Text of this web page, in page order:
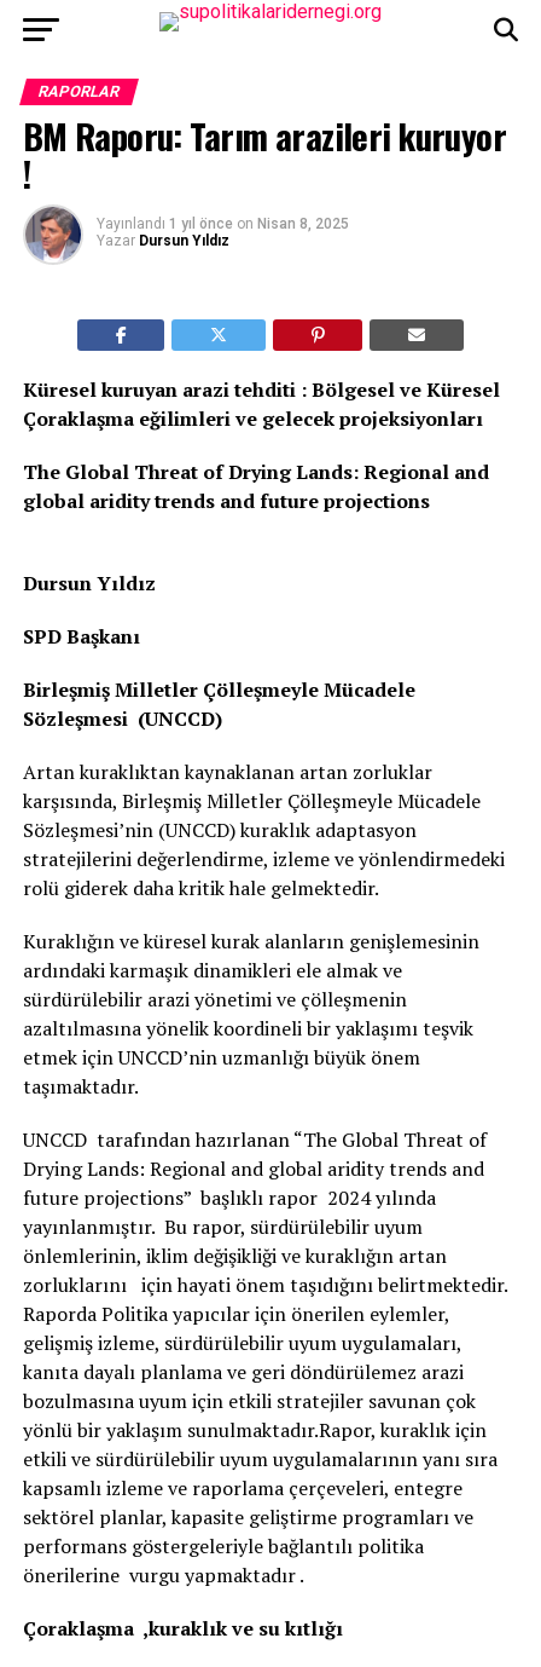
RAPORLAR
BM Raporu: Tarım arazileri kuruyor
!
Yayınlandı 1 yıl önce on Nisan 8, 2025
Yazar Dursun Yıldız
Küresel kuruyan arazi tehditi : Bölgesel ve Küresel
Çoraklaşma eğilimleri ve gelecek projeksiyonları
The Global Threat of Drying Lands: Regional and
global aridity trends and future projections
Dursun Yıldız
SPD Başkanı
Birleşmiş Milletler Çölleşmeyle Mücadele
Sözleşmesi (UNCCD)
Artan kuraklıktan kaynaklanan artan zorluklar
karşısında, Birleşmiş Milletler Çölleşmeyle Mücadele
Sözleşmesi’nin (UNCCD) kuraklık adaptasyon
stratejilerini değerlendirme, izleme ve yönlendirmedeki
rolü giderek daha kritik hale gelmektedir.
Kuraklığın ve küresel kurak alanların genişlemesinin
ardındaki karmaşık dinamikleri ele almak ve
sürdürülebilir arazi yönetimi ve çölleşmenin
azaltılmasına yönelik koordineli bir yaklaşımı teşvik
etmek için UNCCD’nin uzmanlığı büyük önem
taşımaktadır.
UNCCD tarafından hazırlanan “The Global Threat of
Drying Lands: Regional and global aridity trends and
future projections” başlıklı rapor 2024 yılında
yayınlanmıştır. Bu rapor, sürdürülebilir uyum
önlemlerinin, iklim değişikliği ve kuraklığın artan
zorluklarını için hayati önem taşıdığını belirtmektedir.
Raporda Politika yapıcılar için önerilen eylemler,
gelişmiş izleme, sürdürülebilir uyum uygulamaları,
kanıta dayalı planlama ve geri döndürülemez arazi
bozulmasına uyum için etkili stratejiler savunan çok
yönlü bir yaklaşım sunulmaktadır.Rapor, kuraklık için
etkili ve sürdürülebilir uyum uygulamalarının yanı sıra
kapsamlı izleme ve raporlama çerçeveleri, entegre
sektörel planlar, kapasite geliştirme programları ve
performans göstergeleriyle bağlantılı politika
önerilerine vurgu yapmaktadır .
Çoraklaşma ,kuraklık ve su kıtlığı